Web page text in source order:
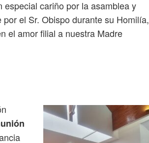
especial cariño por la asamblea y
el Sr. Obispo durante su Homilía,
el amor filial a nuestra Madre